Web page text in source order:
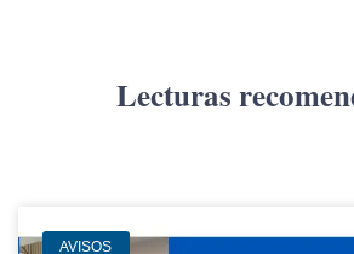
Lecturas
AVISOS